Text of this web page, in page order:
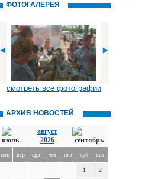
ФОТОГАЛЕРЕЯ
смотреть все фотографии
АРХИВ НОВОСТЕЙ
август
2026
пон втр срд чет пят суб вск
1 2